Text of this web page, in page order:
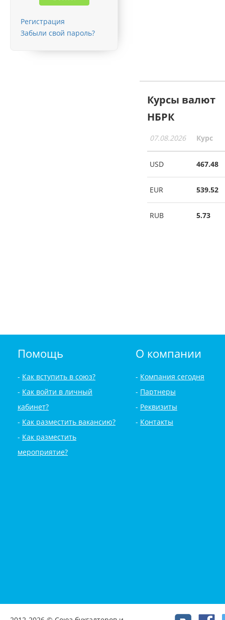
Регистрация
Забыли свой пароль?
Курсы валют
НБРК
07.08.2026 Курс
USD 467.48
EUR 539.52
RUB 5.73
Помощь
Как вступить в союз?
Как войти в личный
кабинет?
Как разместить вакансию?
Как разместить
мероприятие?
О компании
Компания сегодня
Партнеры
Реквизиты
Контакты